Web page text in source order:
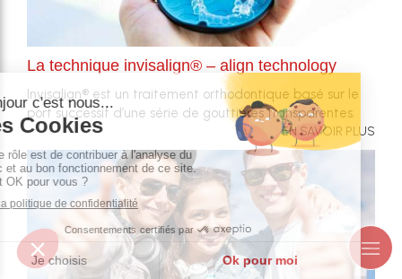
La technique invisalign® – align technology
Invisalign® est un traitement orthodontique basé sur le
port successif d’une série de gouttières transparentes.
EN SAVOIR PLUS